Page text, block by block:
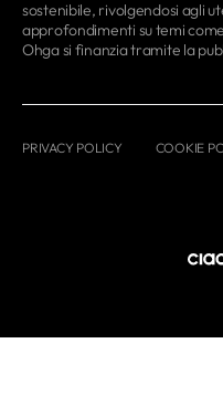
sostenibile, rivolgendosi agli
approfondimenti su temi
Ohga si finanzia tramite la
PRIVACY POLICY COOKIE